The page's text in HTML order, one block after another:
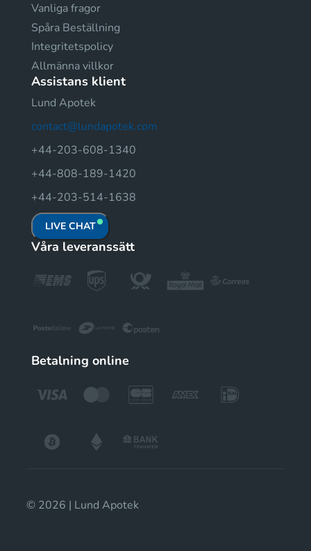
Vanliga fragor
Spåra Beställning
Integritetspolicy
Allmänna villkor
Assistans klient
Lund Apotek
contact@lundapotek.com
+44-203-608-1340
+44-808-189-1420
+44-203-514-1638
LIVE CHAT
Våra leveranssätt
Betalning online
© 2026 | Lund Apotek